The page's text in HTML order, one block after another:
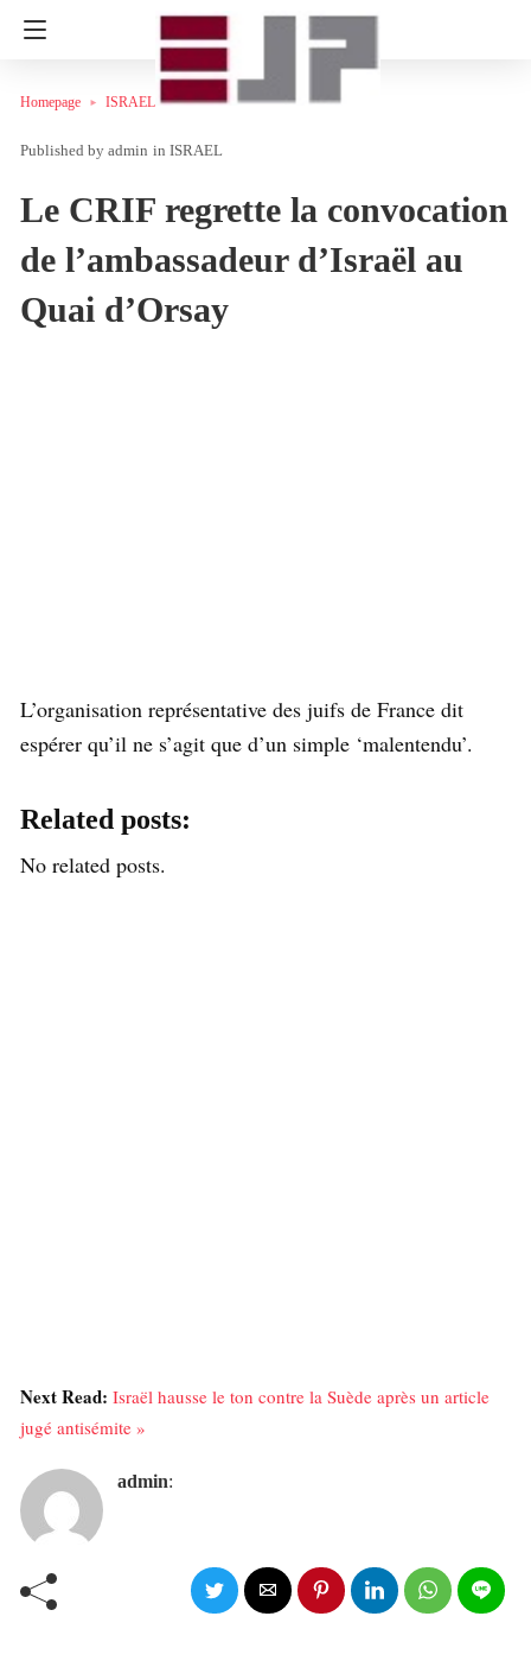
Homepage ISRAEL
admin in ISRAEL
Le CRIF regrette la convocation
de l’ambassadeur d’Israël au
Quai d’Orsay
L’organisation représentative des juifs de France dit
espérer qu’il ne s’agit que d’un simple ‘malentendu’.
Related posts:
No related posts.
Next Read: Israël hausse le ton contre la Suède après un article
jugé antisémite »
admin: